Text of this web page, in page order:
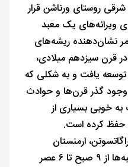
روستای ورناشن قرار
ویرانه‌های یک معبد
نشان‌دهنده ریشه‌های
قرن سیزدهم میلادی،
یافت و به شکلی که
وجود گذر قرن‌ها و حوادث
خوبی بسیاری از
حفظ کرده است.
ارمنستان
تا ۶ عصر